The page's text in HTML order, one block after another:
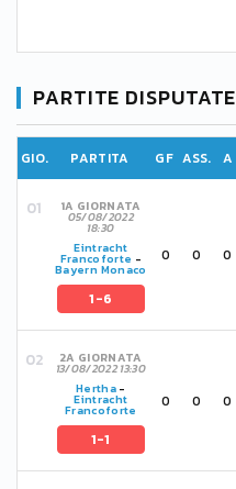
PARTITE DISPUTATE
GIO. PARTITA GF ASS. A
1A GIORNATA
05/08/2022
18:30
Eintracht
Francoforte -
Bayern Monaco
1-6
0 0 0
2A GIORNATA
13/08/2022 13:30
Hertha -
Eintracht
Francoforte
1-1
0 0 0